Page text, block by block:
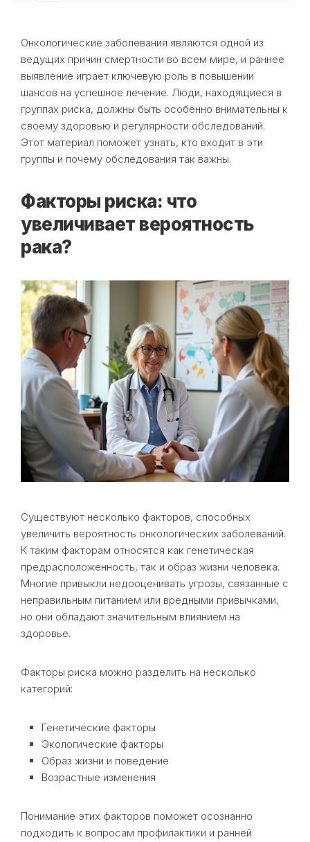
Онкологические заболевания являются одной из
ведущих причин смертности во всем мире, и раннее
выявление играет ключевую роль в повышении
шансов на успешное лечение. Люди, находящиеся в
группах риска, должны быть особенно внимательны к
своему здоровью и регулярности обследований.
Этот материал поможет узнать, кто входит в эти
группы и почему обследования так важны.
Факторы риска: что
увеличивает вероятность
рака?
Существуют несколько факторов, способных
увеличить вероятность онкологических заболеваний.
К таким факторам относятся как генетическая
предрасположенность, так и образ жизни человека.
Многие привыкли недооценивать угрозы, связанные с
неправильным питанием или вредными привычками,
но они обладают значительным влиянием на
здоровье.
Факторы риска можно разделить на несколько
категорий:
Генетические факторы
Экологические факторы
Образ жизни и поведение
Возрастные изменения
Понимание этих факторов поможет осознанно
подходить к вопросам профилактики и ранней